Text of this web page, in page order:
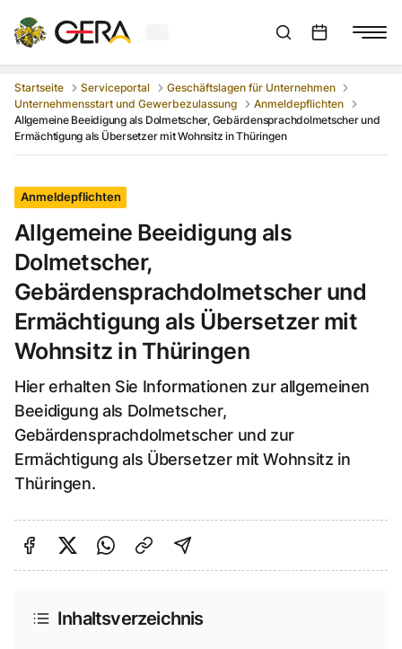
Aktuelles Wetter in GeraSuchleiste anzeigen
Startseite Serviceportal
Geschäftslagen für Unternehmen
Unternehmensstart und Gewerbezulassung
Anmeldepflichten
Allgemeine Beeidigung als Dolmetscher, Gebärdensprachdolmetscher und
Ermächtigung als Übersetzer mit Wohnsitz in Thüringen
Anmeldepflichten
Allgemeine Beeidigung als
Dolmetscher,
Gebärdensprachdolmetscher und
Ermächtigung als Übersetzer mit
Wohnsitz in Thüringen
Hier erhalten Sie Informationen zur allgemeinen
Beeidigung als Dolmetscher,
Gebärdensprachdolmetscher und zur
Ermächtigung als Übersetzer mit Wohnsitz in
Thüringen.
Auf Facebook teilen
Auf Twitter teilen
Per Link teilen
shareViaEmail
Inhaltsverzeichnis